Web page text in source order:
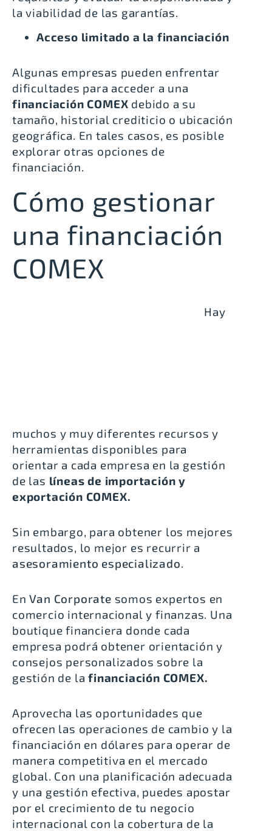
la viabilidad de las garantías.
Acceso limitado a la financiación
Algunas empresas pueden enfrentar
dificultades para acceder a una
financiación COMEX debido a su
tamaño, historial crediticio o ubicación
geográfica. En tales casos, es posible
explorar otras opciones de
financiación.
Cómo gestionar
una financiación
COMEX
Hay
muchos y muy diferentes recursos y
herramientas disponibles para
orientar a cada empresa en la gestión
de las líneas de importación y
exportación COMEX.
Sin embargo, para obtener los mejores
resultados, lo mejor es recurrir a
asesoramiento especializado.
EnVan Corporate somos expertos en
comercio internacional y finanzas. Una
boutique financiera donde cada
empresa podrá obtener orientación y
consejos personalizados sobre la
gestión de lafinanciación COMEX.
Aprovecha las oportunidades que
ofrecen las operaciones de cambio y la
financiación en dólares para operar de
manera competitiva en el mercado
global. Con una planificación adecuada
y una gestión efectiva, puedes apostar
por el crecimiento de tu negocio
internacional con la cobertura de la